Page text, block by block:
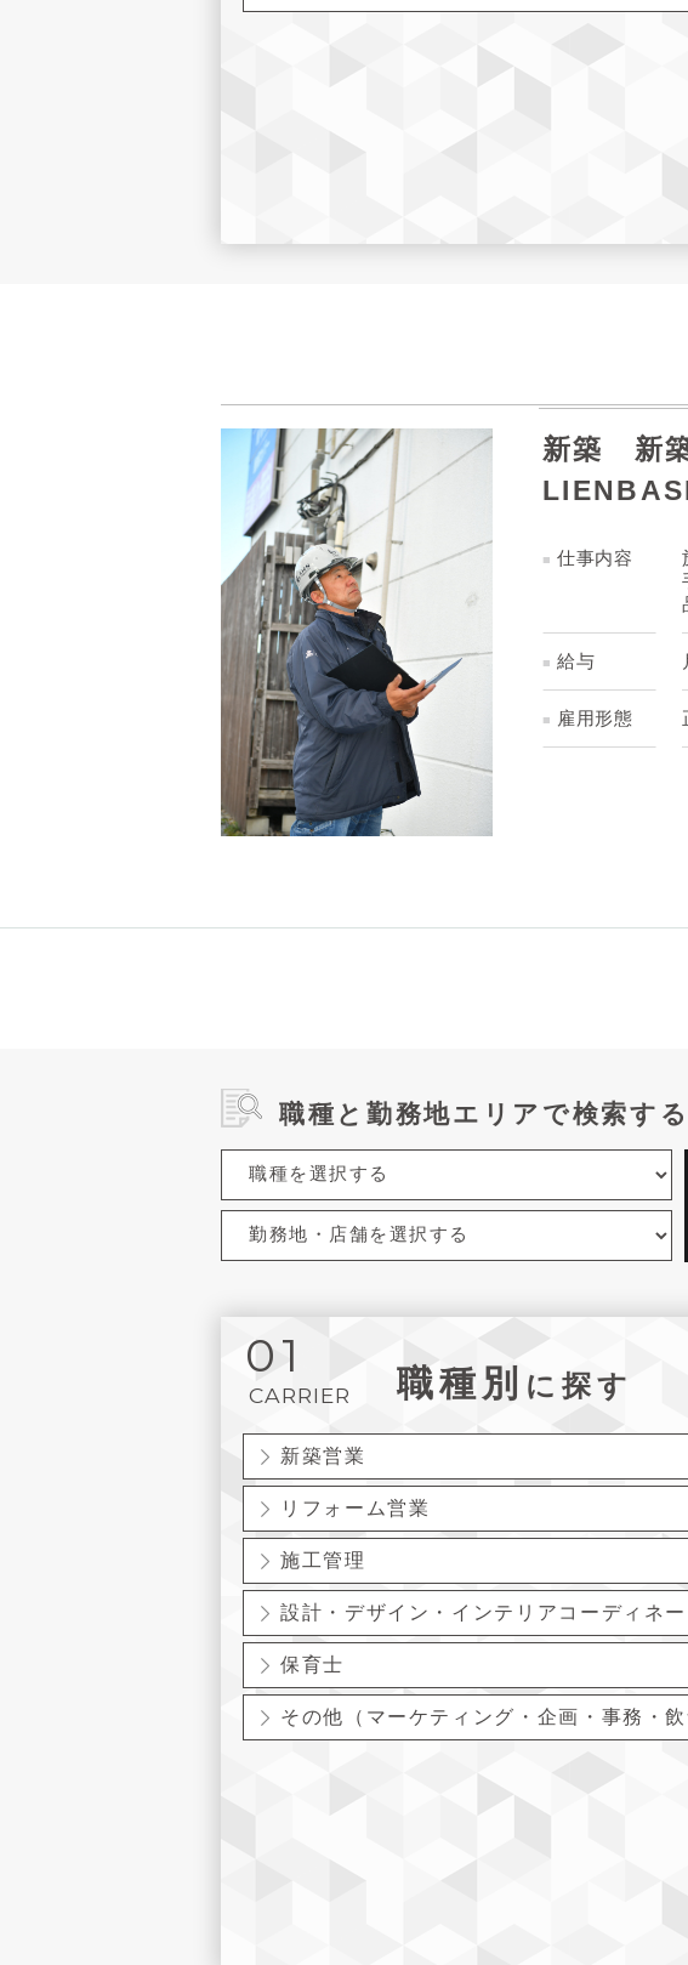
新築 新
仕事内容
給与
雇用形態
職種と勤務地エリアで検索する
01
CARRIER 職種別 に探す
新築営業
リフォーム営業
施工管理
設計・デザイン・インテリアコーディネ
保育士
その他（マーケティング・企画・事務・飲